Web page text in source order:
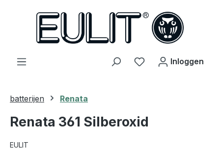
Je hebt 0 items op
Inloggen
batterijen Renata
Renata 361 Silberoxid
EULIT